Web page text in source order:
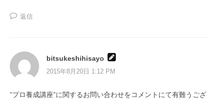
返信
bitsukeshihisayo
2015年8月20日 1:12 PM
”プロ養成講座”に関するお問い合わせをコメントにて有難うござ